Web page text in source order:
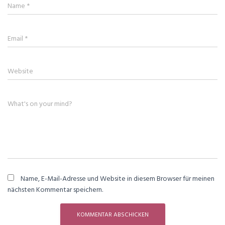
Name *
Email *
Website
What's on your mind?
Name, E-Mail-Adresse und Website in diesem Browser für meinen
nächsten Kommentar speichern.